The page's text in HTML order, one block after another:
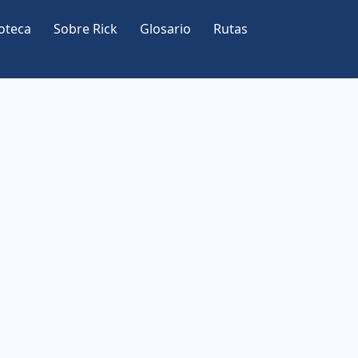
Sobre Rick Glosario Rutas